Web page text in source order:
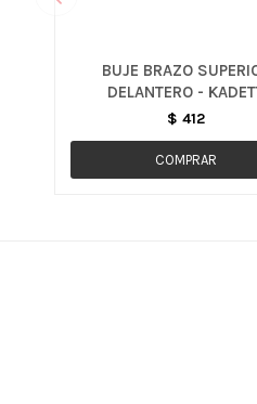
BUJE BRAZO
DELANTERO -
$ 412